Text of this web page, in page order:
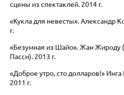
сцены из спектаклей. 2014 г.
«Кукла для невесты». Александр
г.
«Безумная из Шайо». Жан Жироду
Пасси). 2013 г.
«Доброе утро, сто долларов!»
2011 г.